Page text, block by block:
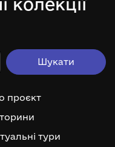
проєкт
тури